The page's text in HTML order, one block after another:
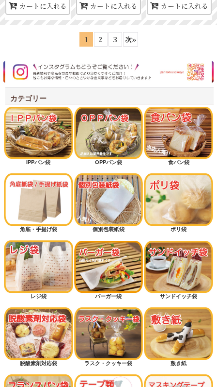
カートに入れる カートに入れる カートに入れる
1 2 3 次»
カテゴリー
IPPパン袋 OPPパン袋 食パン袋
角底・手提げ袋 個別包装紙袋 ポリ袋
レジ袋 バーガー袋 サンドイッチ袋
脱酸素剤対応袋 ラスク・クッキー袋 敷き紙